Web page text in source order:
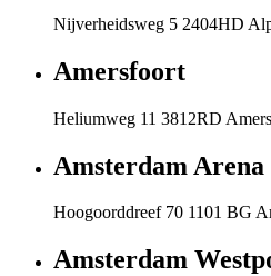
Nijverheidsweg 5 2404HD
Amersfoort
Heliumweg 11 3812RD
Amsterdam Arena
Hoogoorddreef 70 1101 BG
Amsterdam